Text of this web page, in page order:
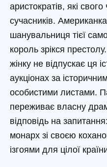
аристократів, які
сучасників.
шанувальниця тієї
король зрікся
жінку не відпускає ця
аукціонах за
особистими листами.
переживає власну
відповідь на
монарх зі своєю
ізгоями для цілої